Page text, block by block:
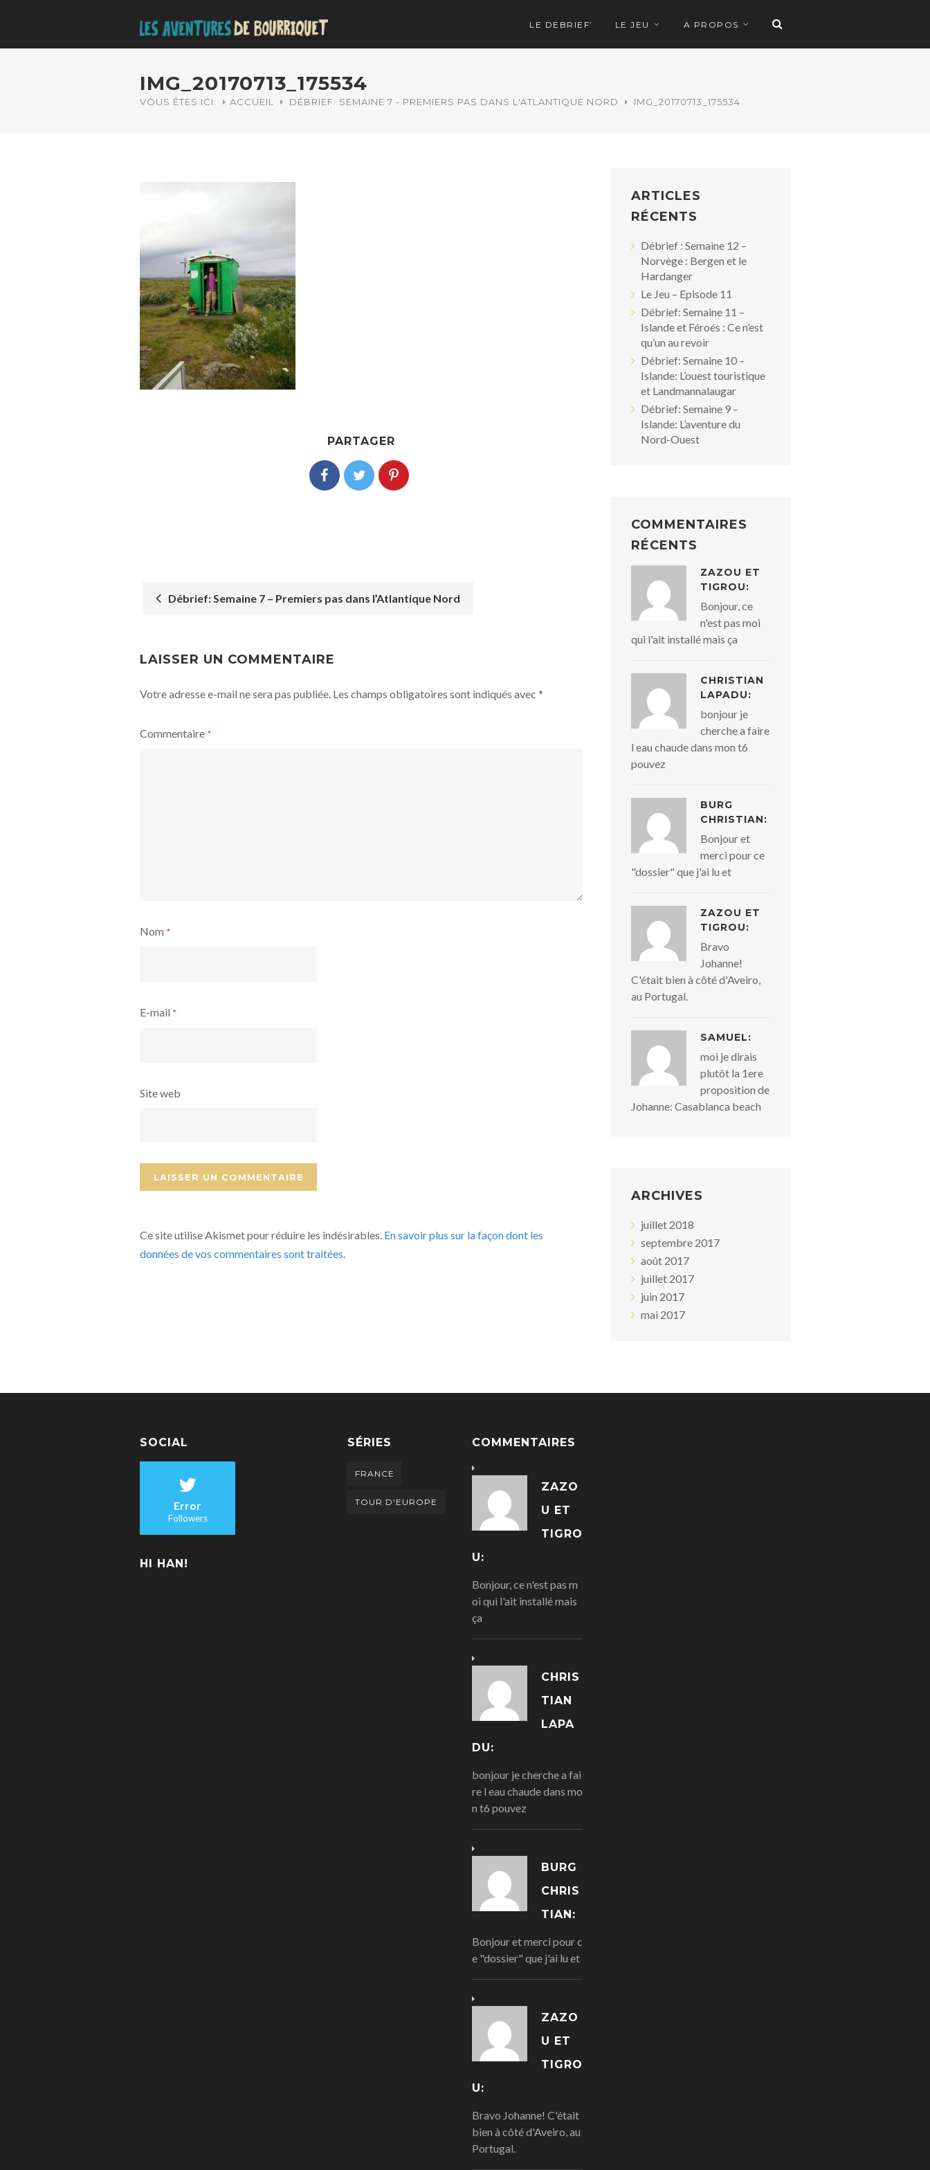
LE DEBRIEF’ LE JEU A PROPOS
IMG_20170713_175534
VOUS ÊTES ICI: ACCUEIL DÉBRIEF: SEMAINE 7 - PREMIERS PAS DANS L'ATLANTIQUE NORD IMG_20170713_175534
PARTAGER
NAVIGATION
Débrief: Semaine 7 – Premiers pas dans l’Atlantique Nord
LAISSER UN COMMENTAIRE
Votre adresse e-mail ne sera pas publiée. Les champs obligatoires sont indiqués avec *
Commentaire *
Nom *
E-mail *
Site web
Ce site utilise Akismet pour réduire les indésirables. En savoir plus sur la façon dont les
données de vos commentaires sont traitées.
ARTICLES
RÉCENTS
Débrief : Semaine 12 –
Norvège : Bergen et le
Hardanger
Le Jeu – Episode 11
Débrief: Semaine 11 –
Islande et Féroés : Ce n’est
qu’un au revoir
Débrief: Semaine 10 –
Islande: L’ouest touristique
et Landmannalaugar
Débrief: Semaine 9 –
Islande: L’aventure du
Nord-Ouest
COMMENTAIRES
RÉCENTS
ZAZOU ET
TIGROU:
Bonjour, ce
n'est pas moi
qui l'ait installé mais ça
CHRISTIAN
LAPADU:
bonjour je
cherche a faire
l eau chaude dans mon t6
pouvez
BURG
CHRISTIAN:
Bonjour et
merci pour ce
"dossier" que j'ai lu et
ZAZOU ET
TIGROU:
Bravo
Johanne!
C'était bien à côté d'Aveiro,
au Portugal.
SAMUEL:
moi je dirais
plutôt la 1ere
proposition de
Johanne: Casablanca beach
ARCHIVES
juillet 2018
septembre 2017
août 2017
juillet 2017
juin 2017
mai 2017
SOCIAL
Error
Followers
HI HAN!
SÉRIES
FRANCE
TOUR D'EUROPE
COMMENTAIRES
ZAZO
U ET
TIGRO
U:
Bonjour, ce n'est pas m
oi qui l'ait installé mais
ça
CHRIS
TIAN
LAPA
DU:
bonjour je cherche a fai
re l eau chaude dans mo
n t6 pouvez
BURG
CHRIS
TIAN:
Bonjour et merci pour c
e "dossier" que j'ai lu et
ZAZO
U ET
TIGRO
U:
Bravo Johanne! C'était
bien à côté d'Aveiro, au
Portugal.